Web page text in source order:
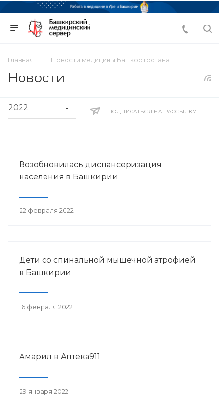
Главная Новости медицины Башкортостана
Новости
ПОДПИСАТЬСЯ НА РАССЫЛКУ
Возобновилась диспансеризация
населения в Башкирии
22 февраля 2022
Дети со спинальной мышечной атрофией
в Башкирии
16 февраля 2022
Амарил в Аптека911
29 января 2022